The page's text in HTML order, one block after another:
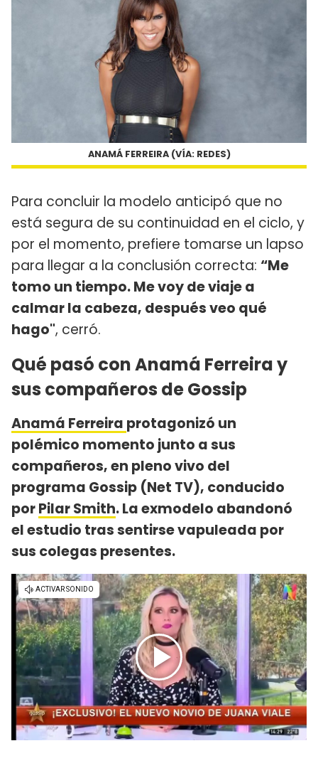
ANAMÁ FERREIRA (VÍA: REDES)
Para concluir la modelo anticipó que no
está segura de su continuidad en el ciclo, y
por el momento, prefiere tomarse un lapso
para llegar a la conclusión correcta: “Me
tomo un tiempo. Me voy de viaje a
calmar la cabeza, después veo qué
hago", cerró.
Qué pasó con Anamá Ferreira y
sus compañeros de Gossip
Anamá Ferreira protagonizó un
polémico momento junto a sus
compañeros, en pleno vivo del
programa Gossip (Net TV), conducido
porPilar Smith. La exmodelo abandonó
el estudio tras sentirse vapuleada por
sus colegas presentes.